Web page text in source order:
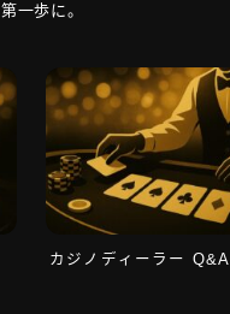
一歩に。
カジノディーラー Q&A